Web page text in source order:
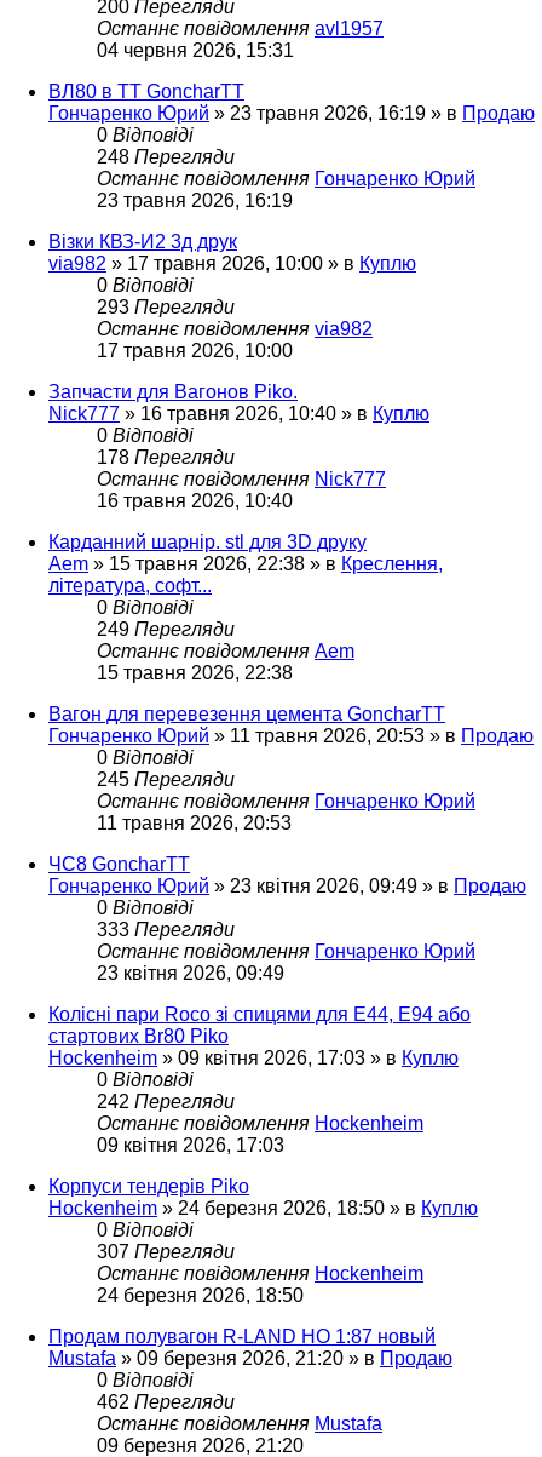
200 Перегляди
Останнє повідомлення avl1957
04 червня 2026, 15:31
ВЛ80 в ТТ GoncharTT
Гончаренко Юрий » 23 травня 2026, 16:19 » в Продаю
0 Відповіді
248 Перегляди
Останнє повідомлення Гончаренко Юрий
23 травня 2026, 16:19
Візки КВЗ-И2 3д друк
via982 » 17 травня 2026, 10:00 » в Куплю
0 Відповіді
293 Перегляди
Останнє повідомлення via982
17 травня 2026, 10:00
Запчасти для Вагонов Piko.
Nick777 » 16 травня 2026, 10:40 » в Куплю
0 Відповіді
178 Перегляди
Останнє повідомлення Nick777
16 травня 2026, 10:40
Карданний шарнір. stl для 3D друку
Aem » 15 травня 2026, 22:38 » в Креслення,
література, софт...
0 Відповіді
249 Перегляди
Останнє повідомлення Aem
15 травня 2026, 22:38
Вагон для перевезення цемента GoncharTT
Гончаренко Юрий » 11 травня 2026, 20:53 » в Продаю
0 Відповіді
245 Перегляди
Останнє повідомлення Гончаренко Юрий
11 травня 2026, 20:53
ЧС8 GoncharTT
Гончаренко Юрий » 23 квітня 2026, 09:49 » в Продаю
0 Відповіді
333 Перегляди
Останнє повідомлення Гончаренко Юрий
23 квітня 2026, 09:49
Колісні пари Roco зі спицями для E44, E94 або
стартових Br80 Piko
Hockenheim » 09 квітня 2026, 17:03 » в Куплю
0 Відповіді
242 Перегляди
Останнє повідомлення Hockenheim
09 квітня 2026, 17:03
Корпуси тендерів Piko
Hockenheim » 24 березня 2026, 18:50 » в Куплю
0 Відповіді
307 Перегляди
Останнє повідомлення Hockenheim
24 березня 2026, 18:50
Продам полувагон R-LAND HO 1:87 новый
Mustafa » 09 березня 2026, 21:20 » в Продаю
0 Відповіді
462 Перегляди
Останнє повідомлення Mustafa
09 березня 2026, 21:20